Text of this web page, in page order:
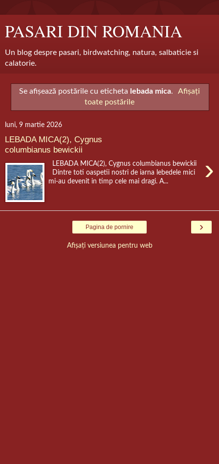
PASARI DIN ROMANIA
Un blog despre pasari, birdwatching, natura, salbaticie si
calatorie.
Se afișează postările cu eticheta lebada mica.
Afișați
toate postările
luni, 9 martie 2026
LEBADA MICA(2), Cygnus
columbianus bewickii
›
LEBADA MICA(2), Cygnus columbianus bewickii
Dintre toti oaspetii nostri de iarna lebedele mici
mi-au devenit in timp cele mai dragi. A...
›
Pagina de pornire
Afișați versiunea pentru web